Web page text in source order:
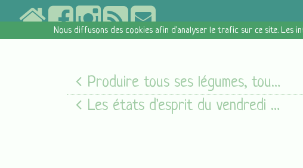
Nous diffusons des cookies afin d'analyser le trafic sur ce site. Les
Produire tous ses légumes, toute l'année ! de Blaise Leclerc
Les états d'esprit du vendredi [05/08/16]